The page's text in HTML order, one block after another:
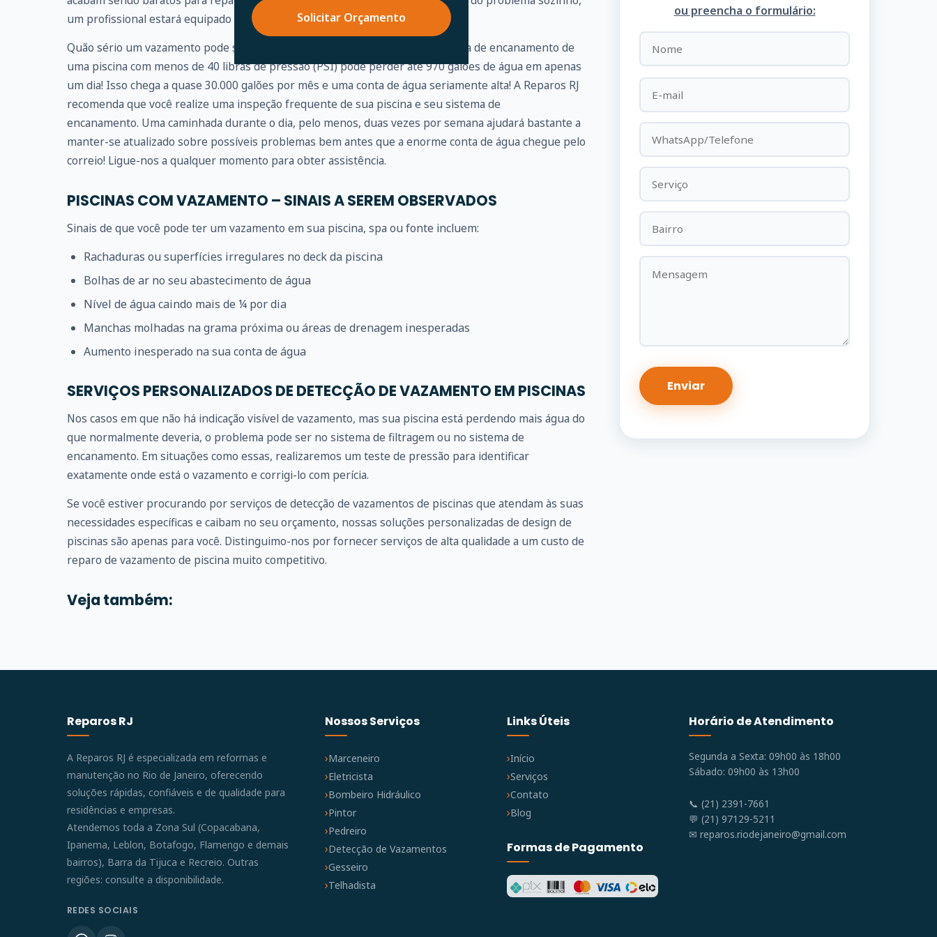
Solicitar Orçamento
um profissional estará equipado para fazer isso por você.
Quão sério um vazamento pode se tornar? Um pequeno vazamento no sistema de encanamento de
uma piscina com menos de 40 libras de pressão (PSI) pode perder até 970 galões de água em apenas
um dia! Isso chega a quase 30.000 galões por mês e uma conta de água seriamente alta! A Reparos RJ
recomenda que você realize uma inspeção frequente de sua piscina e seu sistema de
encanamento. Uma caminhada durante o dia, pelo menos, duas vezes por semana ajudará bastante a
manter-se atualizado sobre possíveis problemas bem antes que a enorme conta de água chegue pelo
correio! Ligue-nos a qualquer momento para obter assistência.
PISCINAS COM VAZAMENTO – SINAIS A SEREM OBSERVADOS
Sinais de que você pode ter um vazamento em sua piscina, spa ou fonte incluem:
Rachaduras ou superfícies irregulares no deck da piscina
Bolhas de ar no seu abastecimento de água
Nível de água caindo mais de ¼ por dia
Manchas molhadas na grama próxima ou áreas de drenagem inesperadas
Aumento inesperado na sua conta de água
SERVIÇOS PERSONALIZADOS DE DETECÇÃO DE VAZAMENTO EM PISCINAS
Nos casos em que não há indicação visível de vazamento, mas sua piscina está perdendo mais água do
que normalmente deveria, o problema pode ser no sistema de filtragem ou no sistema de
encanamento. Em situações como essas, realizaremos um teste de pressão para identificar
exatamente onde está o vazamento e corrigi-lo com perícia.
Se você estiver procurando por serviços de detecção de vazamentos de piscinas que atendam às suas
necessidades específicas e caibam no seu orçamento, nossas soluções personalizadas de design de
piscinas são apenas para você. Distinguimo-nos por fornecer serviços de alta qualidade a um custo de
reparo de vazamento de piscina muito competitivo.
Veja também:
ou preencha o formulário:
Reparos RJ
A Reparos RJ é especializada em reformas e
manutenção no Rio de Janeiro, oferecendo
soluções rápidas, confiáveis e de qualidade para
residências e empresas.
Atendemos toda a Zona Sul (Copacabana,
Ipanema, Leblon, Botafogo, Flamengo e demais
bairros), Barra da Tijuca e Recreio. Outras
regiões: consulte a disponibilidade.
REDES SOCIAIS
Nossos Serviços
Marceneiro
Eletricista
Bombeiro Hidráulico
Pintor
Pedreiro
Detecção de Vazamentos
Gesseiro
Telhadista
Links Úteis
Início
Serviços
Contato
Blog
Formas de Pagamento
Horário de Atendimento
Segunda a Sexta: 09h00 às 18h00
Sábado: 09h00 às 13h00
📞 (21) 2391-7661
💬 (21) 97129-5211
✉ reparos.riodejaneiro@gmail.com